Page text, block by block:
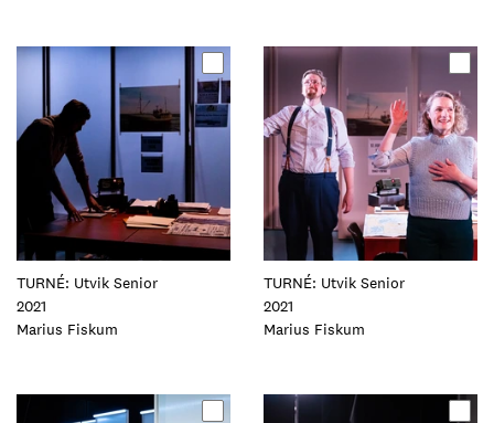
Oppdater
elementet
TURNÉ: Utvik Senior
2021
Foto:
Marius Fiskum
Oppdater
dette
elementet
TURNÉ: Utvik Senior
2021
Foto:
Marius Fiskum
Oppdater
Oppdater